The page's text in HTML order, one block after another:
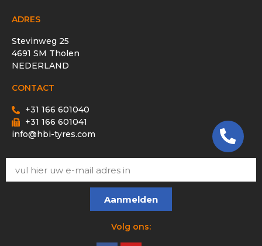
ADRES
Stevinweg 25
4691 SM Tholen
NEDERLAND
CONTACT
+31 166 601040
+31 166 601041
info@hbi-tyres.com
Aanmelden
Volg ons: